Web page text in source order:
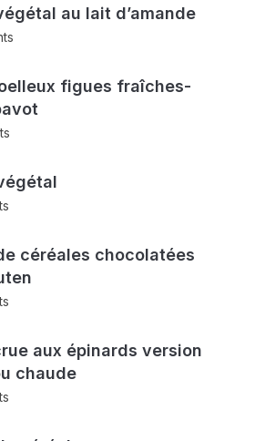
au lait d’amande
figues fraîches-
céréales chocolatées
aux épinards version
chaude